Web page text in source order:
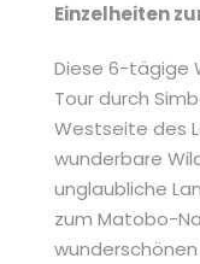
Einzelheiten
Diese 6-tägige
Tour durch
Westseite des
wunderbare
unglaubliche
zum Matobo-